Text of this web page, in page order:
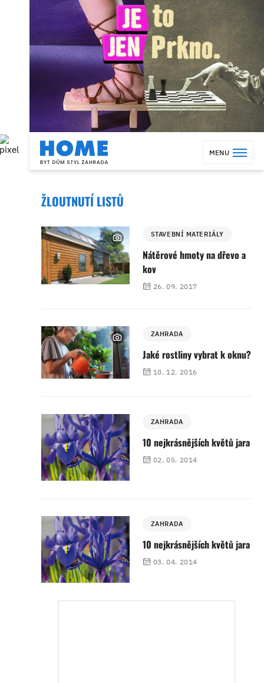
MENU
ŽLOUTNUTÍ LISTŮ
STAVEBNÍ MATERIÁLY
Nátěrové hmoty na dřevo a
kov
26. 09. 2017
ZAHRADA
Jaké rostliny vybrat k oknu?
10. 12. 2016
ZAHRADA
10 nejkrásnějších květů jara
02. 05. 2014
ZAHRADA
10 nejkrásnějších květů jara
03. 04. 2014